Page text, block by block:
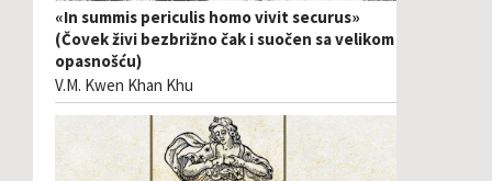
«In summis periculis homo vivit securus»
(Čovek živi bezbrižno čak i suočen sa velikom
opasnošću)
V.M. Kwen Khan Khu